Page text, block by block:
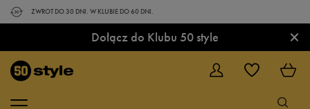
ZWROT DO 30 DNI. W KLUBIE DO 60 DNI.
Dołącz do Klubu 50 style ×